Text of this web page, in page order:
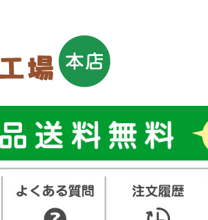
お名前シ
ル
お買い得